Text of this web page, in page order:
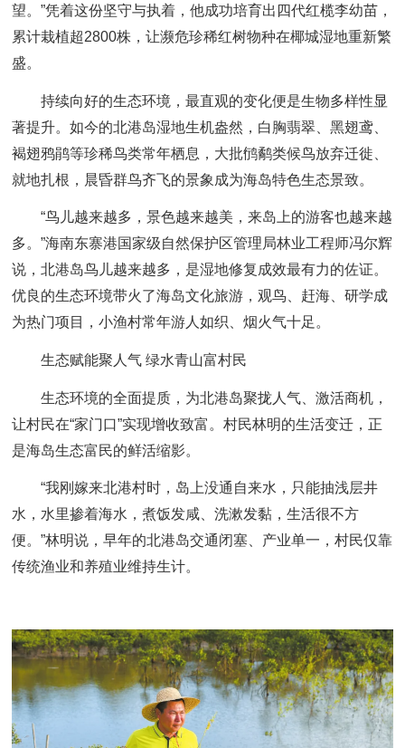
望。”凭着这份坚守与执着，他成功培育出四代红榄李幼苗，
累计栽植超2800株，让濒危珍稀红树物种在椰城湿地重新繁
盛。
持续向好的生态环境，最直观的变化便是生物多样性显
著提升。如今的北港岛湿地生机盎然，白胸翡翠、黑翅鸢、
褐翅鸦鹃等珍稀鸟类常年栖息，大批鸻鹬类候鸟放弃迁徙、
就地扎根，晨昏群鸟齐飞的景象成为海岛特色生态景致。
“鸟儿越来越多，景色越来越美，来岛上的游客也越来越
多。”海南东寨港国家级自然保护区管理局林业工程师冯尔辉
说，北港岛鸟儿越来越多，是湿地修复成效最有力的佐证。
优良的生态环境带火了海岛文化旅游，观鸟、赶海、研学成
为热门项目，小渔村常年游人如织、烟火气十足。
生态赋能聚人气 绿水青山富村民
生态环境的全面提质，为北港岛聚拢人气、激活商机，
让村民在“家门口”实现增收致富。村民林明的生活变迁，正
是海岛生态富民的鲜活缩影。
“我刚嫁来北港村时，岛上没通自来水，只能抽浅层井
水，水里掺着海水，煮饭发咸、洗漱发黏，生活很不方
便。”林明说，早年的北港岛交通闭塞、产业单一，村民仅靠
传统渔业和养殖业维持生计。